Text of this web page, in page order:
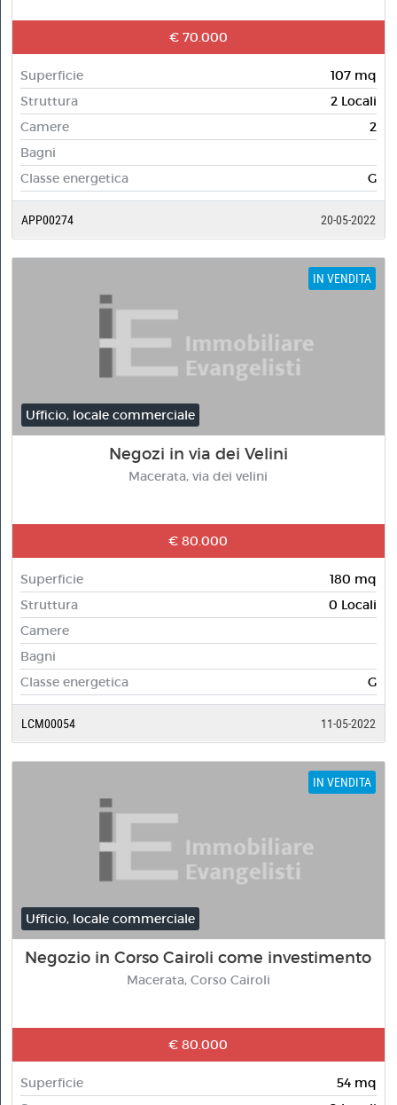
€ 70.000
Superficie
107 mq
Struttura
2 Locali
Camere
2
Bagni
Classe energetica
G
APP00274 20-05-2022
IN VENDITA
Ufficio, locale commerciale
Negozi in via dei Velini
Macerata, via dei velini
€ 80.000
Superficie
180 mq
Struttura
0 Locali
Camere
Bagni
Classe energetica
G
LCM00054 11-05-2022
IN VENDITA
Ufficio, locale commerciale
Negozio in Corso Cairoli come investimento
Macerata, Corso Cairoli
€ 80.000
Superficie
54 mq